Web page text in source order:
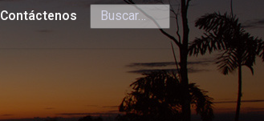
Contáctenos Buscar